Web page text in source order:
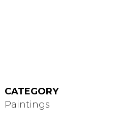
CATEGORY
Paintings